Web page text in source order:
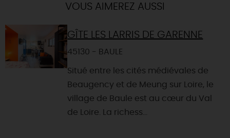
VOUS AIMEREZ AUSSI
GÎTE LES LARRIS DE GARENNE
45130 - BAULE
Situé entre les cités médiévales de
Beaugency et de Meung sur Loire, le
village de Baule est au cœur du Val
de Loire. La richess...